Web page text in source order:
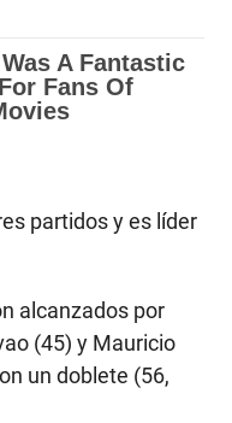
partidos y es líder
alcanzados por
(45) y Mauricio
un doblete (56,